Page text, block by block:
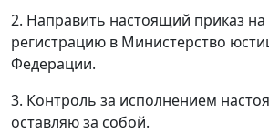
2. Направить настоящий приказ на
регистрацию в Министерство
Федерации.
3. Контроль за исполнением
оставляю за собой.